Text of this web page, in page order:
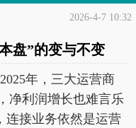
2026-4-7 10:32
盘”的变与不变
年，三大运营商
净利润增长也难言乐
连接业务依然是运营